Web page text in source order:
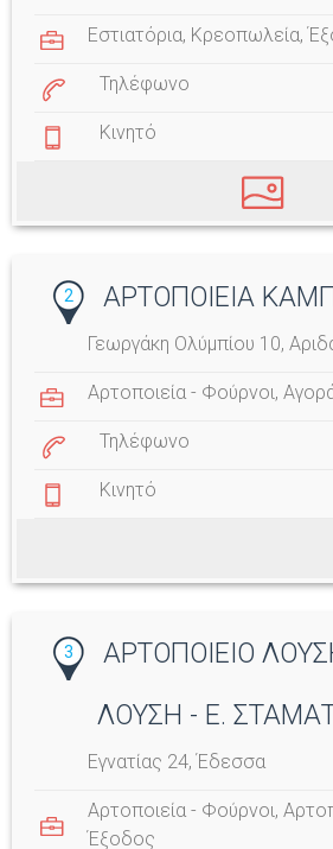
Εστιατόρια, Κρεοπωλεία,
Τηλέφωνο
Κινητό
2 ΑΡΤΟΠΟΙΕΙΑ
Γεωργάκη Ολύμπίου 10,
Αρτοποιεία - Φούρνοι,
Τηλέφωνο
Κινητό
3
ΑΡΤΟΠΟΙΕΙΟ
ΛΟΥΣΗ - Ε.
Εγνατίας 24, Έδεσσα
Αρτοποιεία - Φούρνοι,
Έξοδος